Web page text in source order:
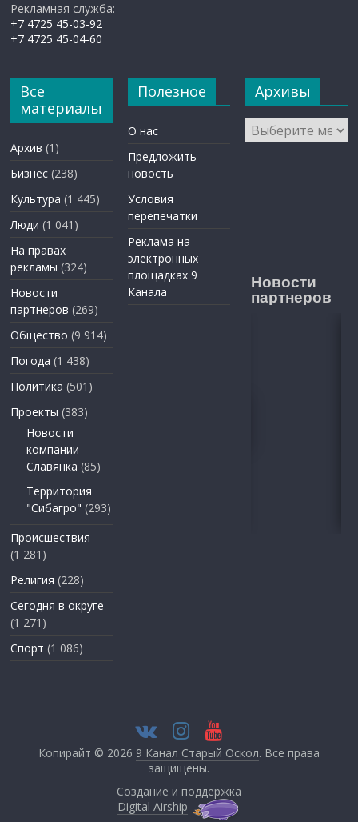
Рекламная служба:
+7 4725 45-03-92
+7 4725 45-04-60
Все
материалы
Архив (1)
Бизнес (238)
Культура (1 445)
Люди (1 041)
На правах
рекламы (324)
Новости
партнеров (269)
Общество (9 914)
Погода (1 438)
Политика (501)
Проекты (383)
Новости
компании
Славянка (85)
Территория
"Сибагро" (293)
Происшествия
(1 281)
Религия (228)
Сегодня в округе
(1 271)
Спорт (1 086)
Полезное
О нас
Предложить
новость
Условия
перепечатки
Реклама на
электронных
площадках 9
Канала
Архивы
Архивы
Новости
партнеров
Копирайт © 2026 9 Канал Старый Оскол. Все права
защищены.
Создание и поддержка
Digital Airship